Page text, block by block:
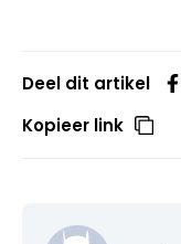
Deel dit artikel
Kopieer link